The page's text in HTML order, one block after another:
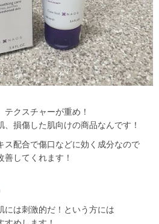
クスチャーが重め！
損傷した肌向けの商品なんです！
ス配合で傷口などに効く成分なので
してくれます！
には刺激的だ！という方には